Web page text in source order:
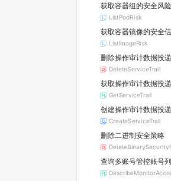
获取容器组的安全风险
ListPodRisk
获取容器镜像的安全
ListImageRisk
删除操作审计数据投递
DeleteServiceTrail
获取操作审计数据投递
GetServiceTrail
创建操作审计数据投递
CreateServiceTrail
删除二进制安全策略
查询多账号管控账号